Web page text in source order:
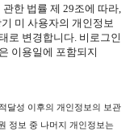
한 법률 제 29조에 따라,
미 사용자의 개인정보
로 변경합니다. 비로그인
이용일에 포함되지
달성 이후의 개인정보의 보관
정보 중 나머지 개인정보는